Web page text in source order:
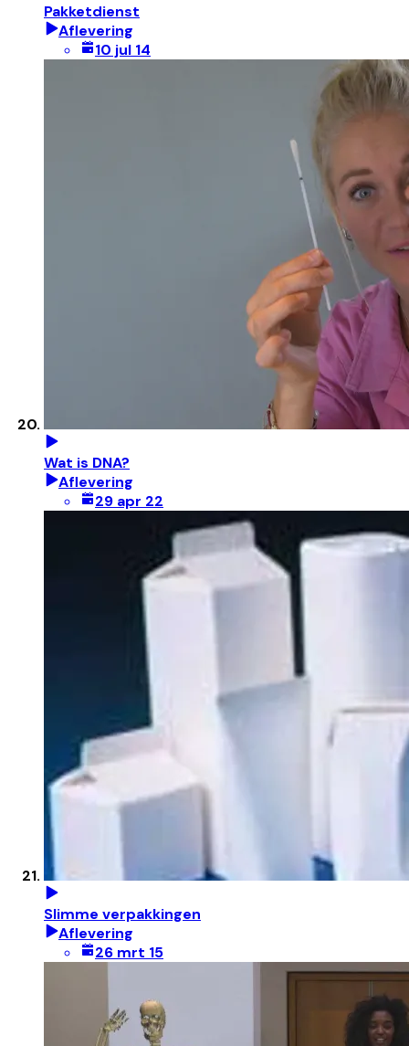
Pakketdienst
Aflevering
10 jul 14
Wat is DNA?
Aflevering
29 apr 22
Slimme verpakkingen
Aflevering
26 mrt 15